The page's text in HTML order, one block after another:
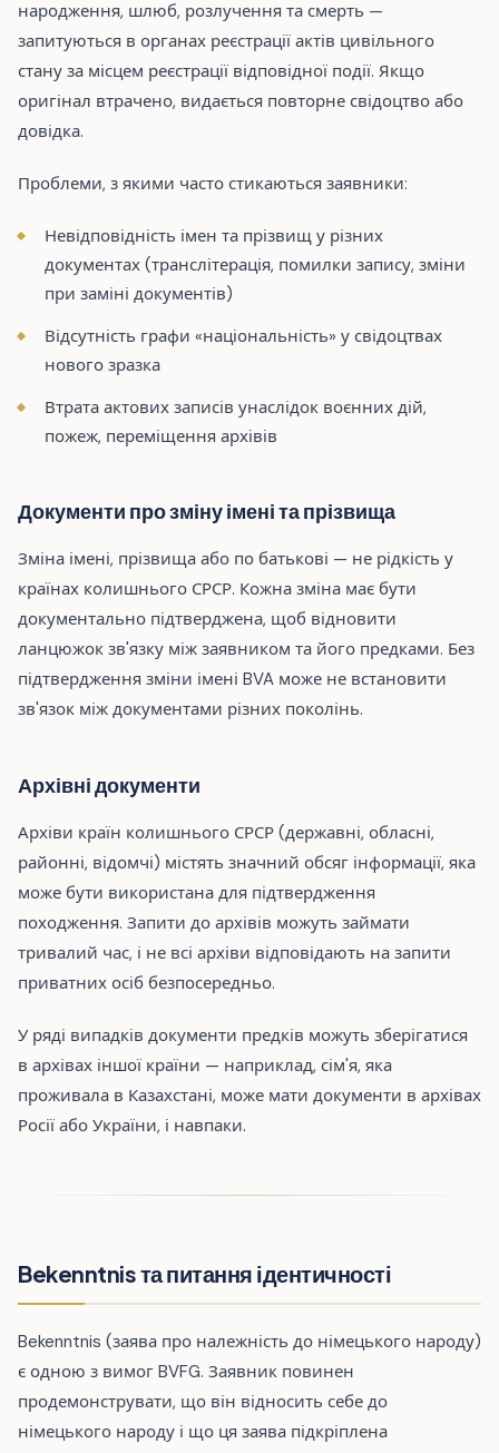
народження, шлюб, розлучення та смерть —
запитуються в органах реєстрації актів цивільного
стану за місцем реєстрації відповідної події. Якщо
оригінал втрачено, видається повторне свідоцтво або
довідка.
Проблеми, з якими часто стикаються заявники:
Невідповідність імен та прізвищ у різних
документах (транслітерація, помилки запису, зміни
при заміні документів)
Відсутність графи «національність» у свідоцтвах
нового зразка
Втрата актових записів унаслідок воєнних дій,
пожеж, переміщення архівів
Документи про зміну імені та прізвища
Зміна імені, прізвища або по батькові — не рідкість у
країнах колишнього СРСР. Кожна зміна має бути
документально підтверджена, щоб відновити
ланцюжок зв'язку між заявником та його предками. Без
підтвердження зміни імені BVA може не встановити
зв'язок між документами різних поколінь.
Архівні документи
Архіви країн колишнього СРСР (державні, обласні,
районні, відомчі) містять значний обсяг інформації, яка
може бути використана для підтвердження
походження. Запити до архівів можуть займати
тривалий час, і не всі архіви відповідають на запити
приватних осіб безпосередньо.
У ряді випадків документи предків можуть зберігатися
в архівах іншої країни — наприклад, сім'я, яка
проживала в Казахстані, може мати документи в архівах
Росії або України, і навпаки.
Bekenntnis та питання ідентичності
Bekenntnis (заява про належність до німецького народу)
є одною з вимог BVFG. Заявник повинен
продемонструвати, що він відносить себе до
німецького народу і що ця заява підкріплена